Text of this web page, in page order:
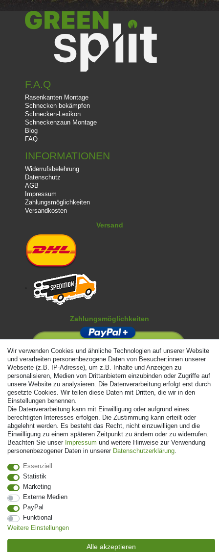
F.A.Q
Rasenkanten Montage
Schnecken bekämpfen
Schnecken-Lexikon
Schneckenzaun Montage
Blog
FAQ
INFORMATIONEN
Widerrufsbelehrung
Datenschutz
AGB
Impressum
Zahlungsmöglichkeiten
Versandkosten
Versand
Zahlungsmöglichkeiten
© Copyright 2026 | Alle Rechte vorbehalten. - Alle Rechte vorbehalten.
Preisangaben inkl. gesetzl. 19% MwSt. | Grundpreise siehe Artikeldetail | *Gilt für
Lieferungen nach Deutschland!
Wir verwenden Cookies und ähnliche Technologien auf unserer Website
und verarbeiten personenbezogene Daten von Besucher:innen unserer
Webseite (z.B. IP-Adresse), um z.B. Inhalte und Anzeigen zu
personalisieren, Medien von Drittanbietern einzubinden oder Zugriffe auf
unsere Website zu analysieren. Die Datenverarbeitung erfolgt erst durch
gesetzte Cookies. Wir teilen diese Daten mit Dritten, die wir in den
Einstellungen benennen.
Die Datenverarbeitung kann mit Einwilligung oder aufgrund eines
berechtigten Interesses erfolgen. Die Zustimmung kann erteilt oder
abgelehnt werden. Es besteht das Recht, nicht einzuwilligen und die
Einwilligung zu einem späteren Zeitpunkt zu ändern oder zu widerrufen.
Beachten Sie unser Impressum und weitere Hinweise zur Verwendung
personenbezogener Daten in unserer Daten­schutz­erklärung.
Essenziell
Statistik
Marketing
Externe Medien
PayPal
Funktional
Weitere Einstellungen
Alle akzeptieren
Vertrag widerrufen